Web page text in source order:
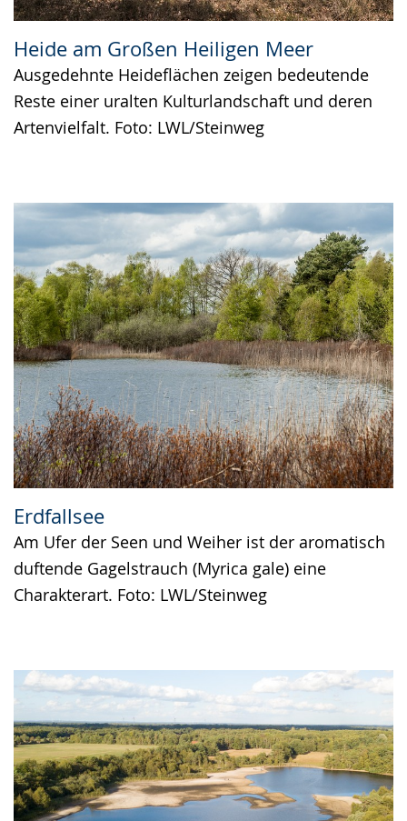
Heide am Großen Heiligen Meer
Ausgedehnte Heideflächen zeigen bedeutende
Reste einer uralten Kulturlandschaft und deren
Artenvielfalt. Foto: LWL/Steinweg
Erdfallsee
Am Ufer der Seen und Weiher ist der aromatisch
duftende Gagelstrauch (Myrica gale) eine
Charakterart. Foto: LWL/Steinweg